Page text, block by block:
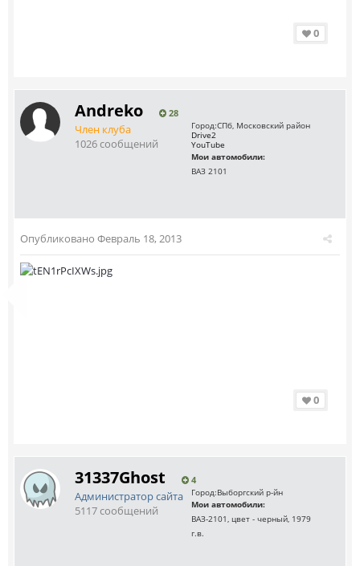
0
Andreko 28
Член клуба
1026 сообщений
Город:СПб, Московский район
Drive2
YouTube
Мои автомобили:
ВАЗ 2101
Опубликовано Февраль 18, 2013
0
31337Ghost 4
Администратор сайта
5117 сообщений
Город:Выборгский р-йн
Мои автомобили:
ВАЗ-2101, цвет - черный, 1979
г.в.